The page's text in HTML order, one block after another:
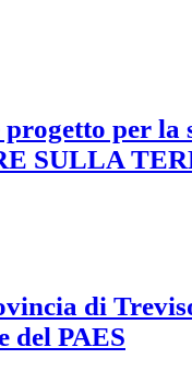
per la
SULLA
di
del PAES